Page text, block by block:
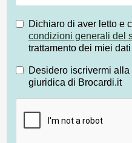
Dichiaro di aver letto e
condizioni generali del
trattamento dei miei
Desidero iscrivermi
giuridica di Brocardi.it